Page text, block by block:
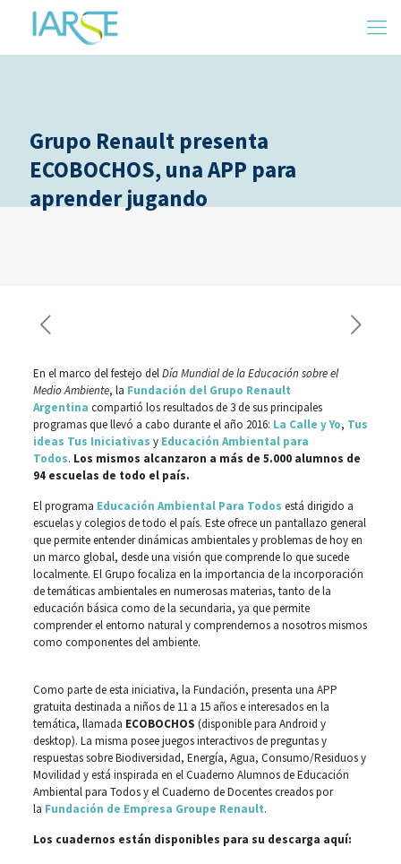
Grupo Renault presenta
ECOBOCHOS, una APP para
aprender jugando
En el marco del festejo delDía Mundial de la Educación sobre el
Medio Ambiente, la Fundación del Grupo Renault
Argentina compartió los resultados de 3 de sus principales
programas que llevó a cabo durante el año 2016: La Calle y Yo, Tus
ideas Tus Iniciativas y Educación Ambiental para
Todos. Los mismos alcanzaron a más de 5.000 alumnos de
94 escuelas de todo el país.
El programa Educación Ambiental Para Todos está dirigido a
escuelas y colegios de todo el país. Este ofrece un pantallazo general
que permite entender dinámicas ambientales y problemas de hoy en
un marco global, desde una visión que comprende lo que sucede
localmente. El Grupo focaliza en la importancia de la incorporación
de temáticas ambientales en numerosas materias, tanto de la
educación básica como de la secundaria, ya que permite
comprender el entorno natural y comprendernos a nosotros mismos
como componentes del ambiente.
Como parte de esta iniciativa, la Fundación, presenta una APP
gratuita destinada a niños de 11 a 15 años e interesados en la
temática, llamada ECOBOCHOS (disponible para Android y
desktop). La misma posee juegos interactivos de preguntas y
respuestas sobre Biodiversidad, Energía, Agua, Consumo/Residuos y
Movilidad y está inspirada en el Cuaderno Alumnos de Educación
Ambiental para Todos y el Cuaderno de Docentes creados por
la Fundación de Empresa Groupe Renault.
Los cuadernos están disponibles para su descarga aquí: